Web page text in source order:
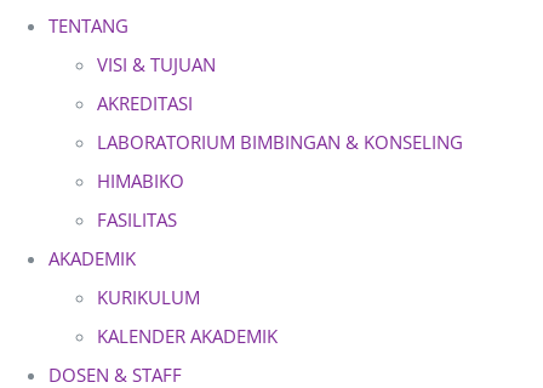
TENTANG
VISI & TUJUAN
AKREDITASI
LABORATORIUM BIMBINGAN & KONSELING
HIMABIKO
FASILITAS
AKADEMIK
KURIKULUM
KALENDER AKADEMIK
DOSEN & STAFF